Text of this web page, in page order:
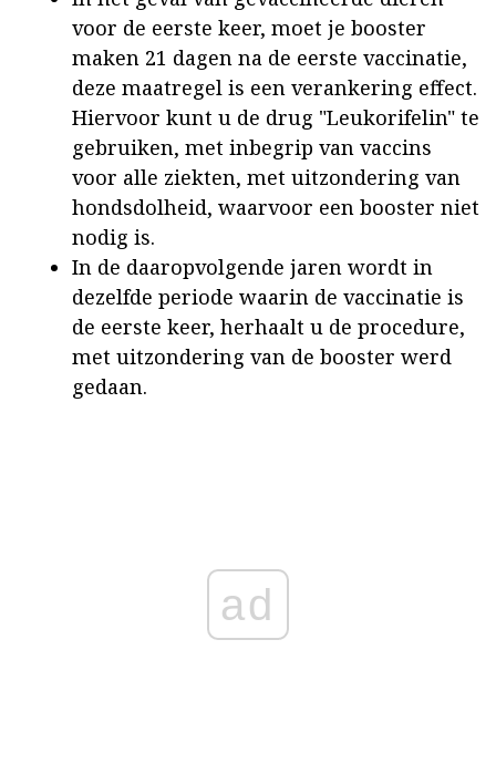
voor de eerste keer, moet je booster
maken 21 dagen na de eerste vaccinatie,
deze maatregel is een verankering effect.
Hiervoor kunt u de drug "Leukorifelin" te
gebruiken, met inbegrip van vaccins
voor alle ziekten, met uitzondering van
hondsdolheid, waarvoor een booster niet
nodig is.
In de daaropvolgende jaren wordt in
dezelfde periode waarin de vaccinatie is
de eerste keer, herhaalt u de procedure,
met uitzondering van de booster werd
gedaan.
ad